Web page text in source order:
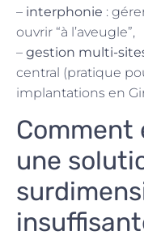
– interphonie :
ouvrir “à l’aveugle”,
– gestion multi-
central (pratique
implantations en
Comment
une